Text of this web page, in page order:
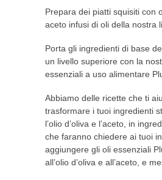
Prepara dei piatti squisiti con
aceto infusi di oli della nostra
Porta gli ingredienti di base
un livello superiore con la
essenziali a uso alimentare
Abbiamo delle ricette che ti
trasformare i tuoi ingredienti
l’olio d’oliva e l’aceto, in
che faranno chiedere ai tuoi
aggiungere gli oli essenziali
all’olio d’oliva e all’aceto, e